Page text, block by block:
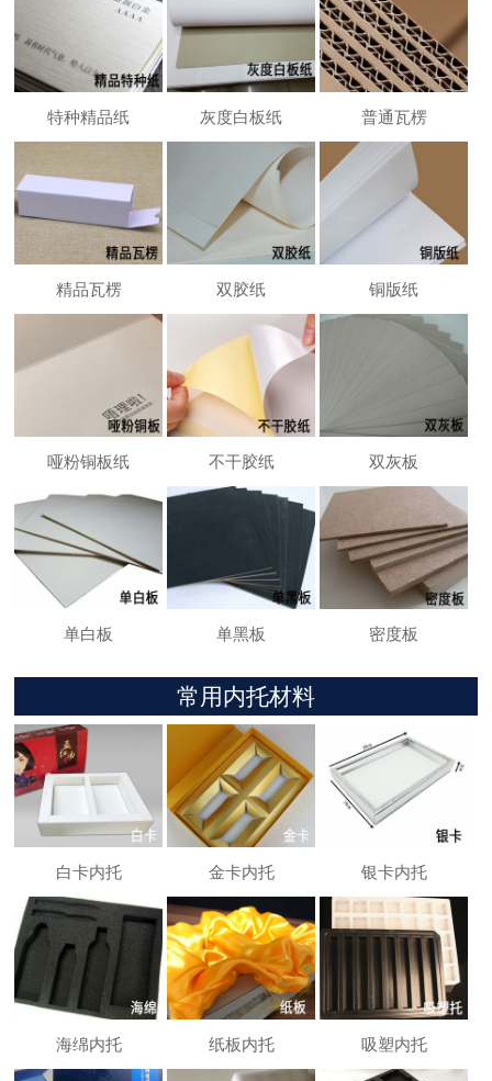
特种精品纸 灰度白板纸 普通瓦楞
精品瓦楞 双胶纸 铜版纸
哑粉铜板纸 不干胶纸 双灰板
单白板 单黑板 密度板
常用内托材料
白卡内托 金卡内托 银卡内托
海绵内托 纸板内托 吸塑内托